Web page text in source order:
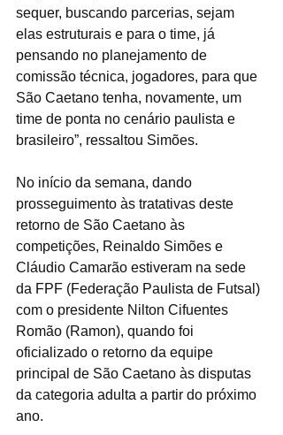
sequer, buscando parcerias, sejam
elas estruturais e para o time, já
pensando no planejamento de
comissão técnica, jogadores, para que
São Caetano tenha, novamente, um
time de ponta no cenário paulista e
brasileiro”, ressaltou Simões.
No início da semana, dando
prosseguimento às tratativas deste
retorno de São Caetano às
competições, Reinaldo Simões e
Cláudio Camarão estiveram na sede
da FPF (Federação Paulista de Futsal)
com o presidente Nilton Cifuentes
Romão (Ramon), quando foi
oficializado o retorno da equipe
principal de São Caetano às disputas
da categoria adulta a partir do próximo
ano.